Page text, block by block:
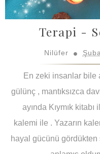
Terapi -
Nilüfer
En zeki insanlar bile
gülünç , mantıksızca
ayında Kıymık
kalemi ile . Yazarın
hayal gücünü